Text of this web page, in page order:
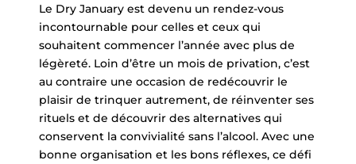
Le Dry January est devenu un rendez-vous
incontournable pour celles et ceux qui
souhaitent commencer l’année avec plus de
légèreté. Loin d’être un mois de privation, c’est
au contraire une occasion de redécouvrir le
plaisir de trinquer autrement, de réinventer ses
rituels et de découvrir des alternatives qui
conservent la convivialité sans l’alcool. Avec une
bonne organisation et les bons réflexes, ce défi